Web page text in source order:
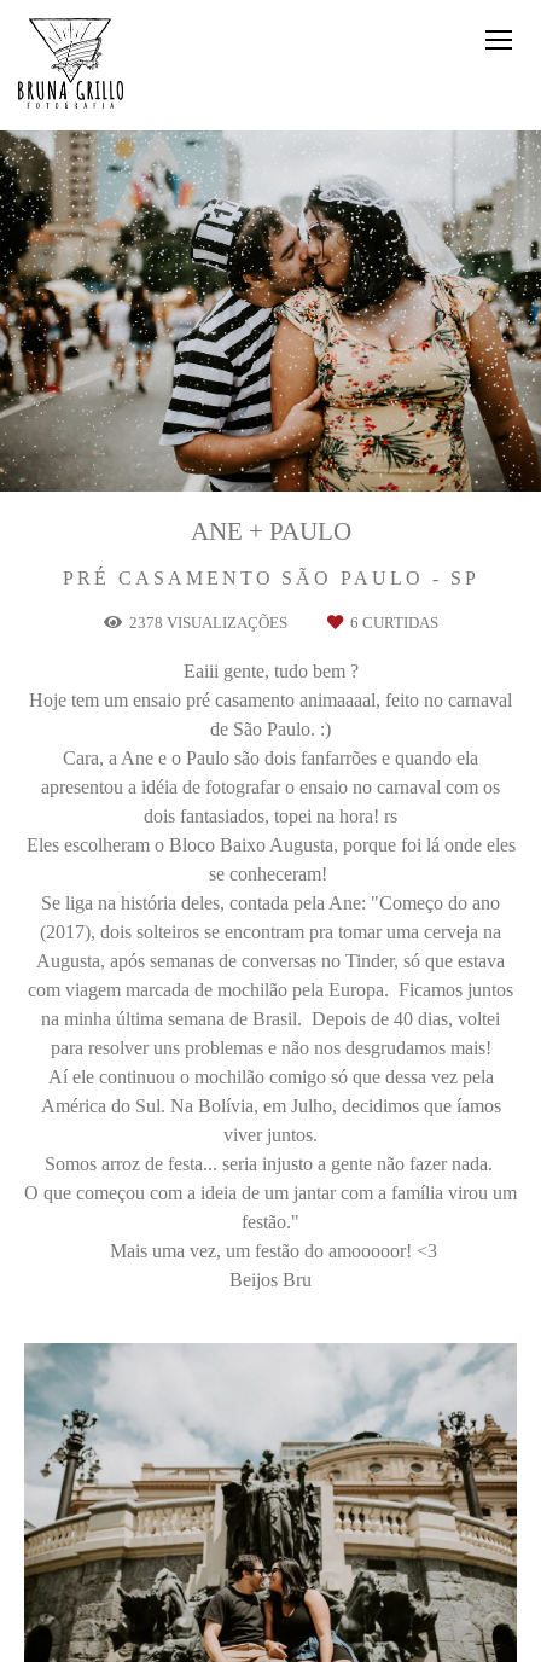
PRÉ CASAMENTO SÃO PAULO - SP
ANE + PAULO
2378 VISUALIZAÇÕES 6 CURTIDAS
Eaiii gente, tudo bem ?
Hoje tem um ensaio pré casamento animaaaal, feito no carnaval
de São Paulo. :)
Cara, a Ane e o Paulo são dois fanfarrões e quando ela
apresentou a idéia de fotografar o ensaio no carnaval com os
dois fantasiados, topei na hora! rs
Eles escolheram o Bloco Baixo Augusta, porque foi lá onde eles
se conheceram!
Se liga na história deles, contada pela Ane: "Começo do ano
(2017), dois solteiros se encontram pra tomar uma cerveja na
Augusta, após semanas de conversas no Tinder, só que estava
com viagem marcada de mochilão pela Europa. Ficamos juntos
na minha última semana de Brasil. Depois de 40 dias, voltei
para resolver uns problemas e não nos desgrudamos mais!
Aí ele continuou o mochilão comigo só que dessa vez pela
América do Sul. Na Bolívia, em Julho, decidimos que íamos
viver juntos.
Somos arroz de festa... seria injusto a gente não fazer nada.
O que começou com a ideia de um jantar com a família virou um
festão."
Mais uma vez, um festão do amooooor! <3
Beijos Bru